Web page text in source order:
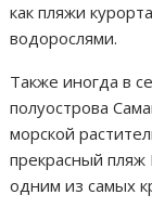
как пляжи
водорослями.
Также иногда в
полуострова
морской
прекрасный пляж
одним из самых